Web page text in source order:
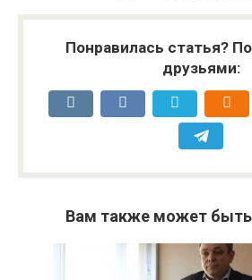
Понравилась статья?
друзьями:
Вам также может быть